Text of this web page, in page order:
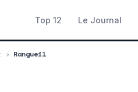
Top 12 Le Journal
› Rangueil